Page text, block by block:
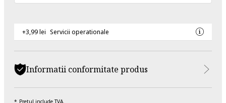
+3,99 lei Servicii operationale
Informatii conformitate produs
Pretul include TVA.